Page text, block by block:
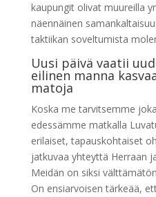
kaupungit olivat muureilla
näennäinen
taktiikan soveltumista
Uusi päivä vaatii
eilinen manna
matoja
Koska me tarvitsemme
edessämme matkalla
erilaiset, tapauskohtaiset
jatkuvaa yhteyttä Herraan
Meidän on siksi
On ensiarvoisen tärkeää,